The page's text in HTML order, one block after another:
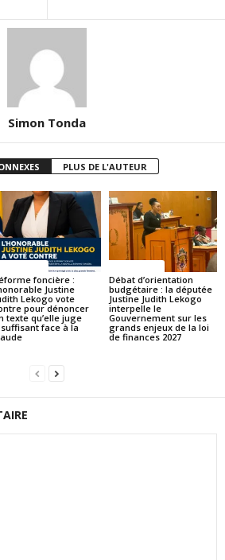
Simon Tonda
PLUS DE L'AUTEUR
foncière :
Justine
Lekogo vote
pour dénoncer
texte qu’elle juge
face à la
Débat d’orientation
budgétaire : la députée
Justine Judith Lekogo
interpelle le
Gouvernement sur les
grands enjeux de la loi
de finances 2027